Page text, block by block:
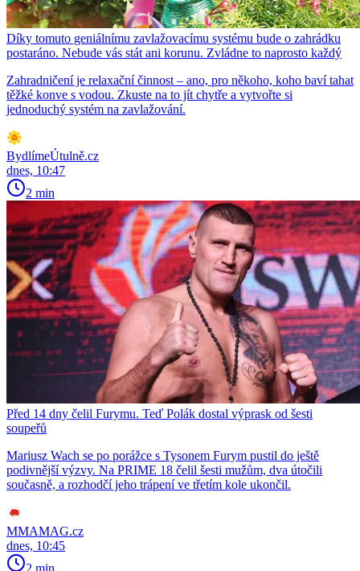
Díky tomuto geniálnímu zavlažovacímu systému bude o zahrádku
postaráno. Nebude vás stát ani korunu. Zvládne to naprosto každý
Zahradničení je relaxační činnost – ano, pro někoho, koho baví tahat
těžké konve s vodou. Zkuste na to jít chytře a vytvořte si
jednoduchý systém na zavlažování.
BydlímeÚtulně.cz
dnes, 10:47
2 min
Před 14 dny čelil Furymu. Teď Polák dostal výprask od šesti
soupeřů
Mariusz Wach se po porážce s Tysonem Furym pustil do ještě
podivnější výzvy. Na PRIME 18 čelil šesti mužům, dva útočili
současně, a rozhodčí jeho trápení ve třetím kole ukončil.
MMAMAG.cz
dnes, 10:45